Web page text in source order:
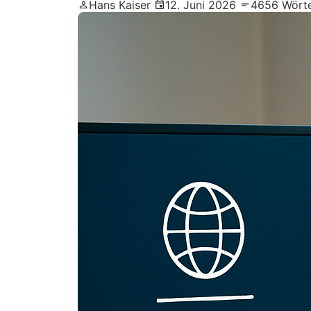
Hans Kaiser 12. Juni 2026 4656